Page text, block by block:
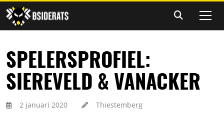
SPELERSPROFIEL:
SIEREVELD & VANACKER
2 januari 2020 Thiestemberg